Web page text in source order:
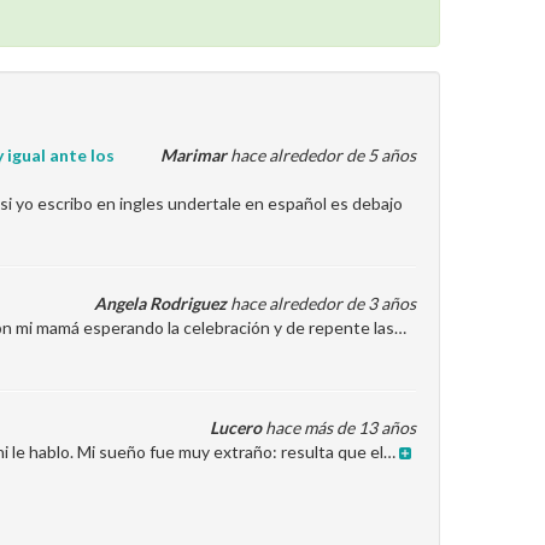
Marimarhace alrededor de 5 años
igual ante los
yo escribo en ingles undertale en español es debajo
Angela Rodriguezhace alrededor de 3 años
mi mamá esperando la celebración y de repente las…
Lucerohace más de 13 años
le hablo. Mi sueño fue muy extraño: resulta que el…